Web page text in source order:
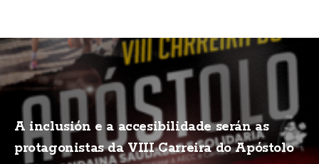
A inclusión e a accesibilidade serán as
protagonistas da VIII Carreira do Apóstolo